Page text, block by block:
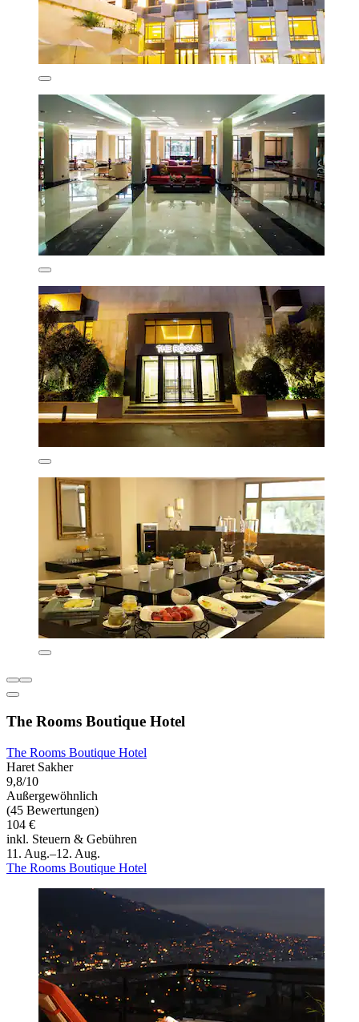
The Rooms Boutique Hotel
The Rooms Boutique Hotel
Haret Sakher
9,8/10
Außergewöhnlich
(45 Bewertungen)
104 €
inkl. Steuern & Gebühren
11. Aug.–12. Aug.
The Rooms Boutique Hotel